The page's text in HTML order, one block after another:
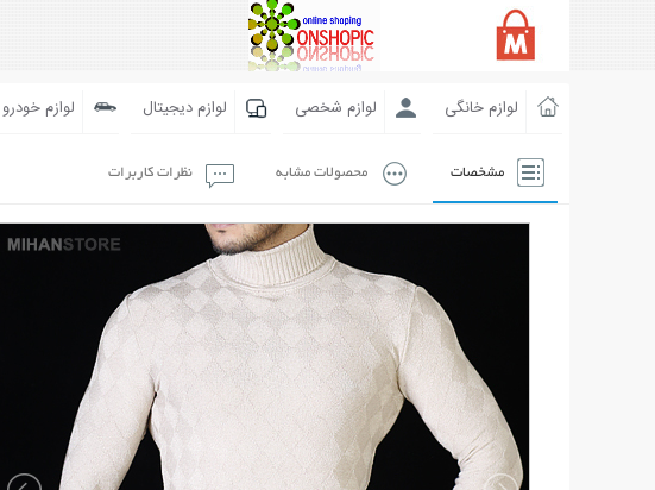
لوازم خانگی لوازم شخصی لوازم دیجیتال لوازم خودرو
مشخصات محصولات مشابه نظرات کاربرات